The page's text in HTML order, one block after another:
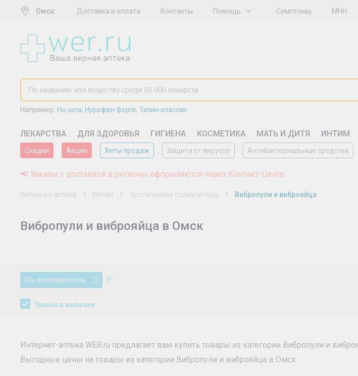
Омск Доставка и оплата Контакты Помощь Симптомы МНН
Например: Но-шпа, Нурофен форте, Тизин классик
ЛЕКАРСТВА ДЛЯ ЗДОРОВЬЯ ГИГИЕНА КОСМЕТИКА МАТЬ И ДИТЯ ИНТИМ
Скидки Акции Хиты продаж Защита от вирусов Антибактериальные средства
📢 Заказы с доставкой в регионы оформляются через Контакт-Центр
Интернет-аптека Интим Эротические стимуляторы Вибропули и виброяйца
Вибропули и виброяйца в Омск
По популярности
Только в наличии
Интернет-аптека WER.ru предлагает вам купить товары из категории Вибропули и
Выгодные цены на товары из категории Вибропули и виброяйца в Омск